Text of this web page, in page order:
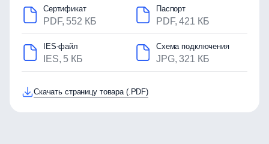
Сертификат
PDF, 552 КБ
Паспорт
PDF, 421 КБ
IES-файл
IES, 5 КБ
Схема подключения
JPG, 321 КБ
Скачать страницу товара (.PDF)